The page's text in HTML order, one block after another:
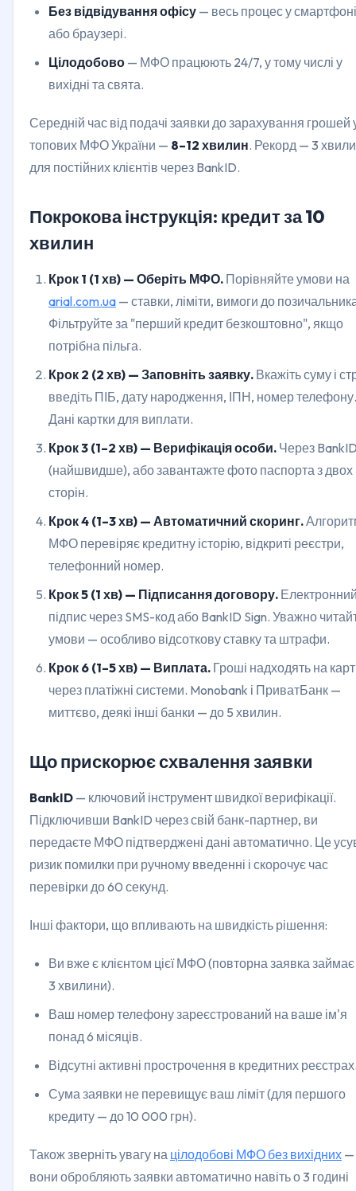
Без відвідування офісу — весь процес у смартфоні
або браузері.
Цілодобово — МФО працюють 24/7, у тому числі у
вихідні та свята.
Середній час від подачі заявки до зарахування грошей
топових МФО України — 8–12 хвилин. Рекорд — 3
для постійних клієнтів через BankID.
Покрокова інструкція: кредит за 10
хвилин
Крок 1 (1 хв) — Оберіть МФО. Порівняйте умови на
arial.com.ua — ставки, ліміти, вимоги до
Фільтруйте за "перший кредит безкоштовно", якщо
потрібна пільга.
Крок 2 (2 хв) — Заповніть заявку. Вкажіть суму і
введіть ПІБ, дату народження, ІПН, номер телефону.
Дані картки для виплати.
Крок 3 (1–2 хв) — Верифікація особи. Через
(найшвидше), або завантажте фото паспорта з двох
сторін.
Крок 4 (1–3 хв) — Автоматичний скоринг.
МФО перевіряє кредитну історію, відкриті реєстри,
телефонний номер.
Крок 5 (1 хв) — Підписання договору.
підпис через SMS-код або BankID Sign. Уважно
умови — особливо відсоткову ставку та штрафи.
Крок 6 (1–5 хв) — Виплата. Гроші надходять на
через платіжні системи. Monobank і ПриватБанк —
миттєво, деякі інші банки — до 5 хвилин.
Що прискорює схвалення заявки
BankID — ключовий інструмент швидкої верифікації.
Підключивши BankID через свій банк-партнер, ви
передаєте МФО підтверджені дані автоматично. Це
ризик помилки при ручному введенні і скорочує час
перевірки до 60 секунд.
Інші фактори, що впливають на швидкість рішення:
Ви вже є клієнтом цієї МФО (повторна заявка
3 хвилини).
Ваш номер телефону зареєстрований на ваше ім'я
понад 6 місяців.
Відсутні активні прострочення в кредитних
Сума заявки не перевищує ваш ліміт (для першого
кредиту — до 10 000 грн).
Також зверніть увагу на цілодобові МФО без вихідних —
вони обробляють заявки автоматично навіть о 3 годині